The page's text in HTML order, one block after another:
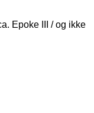
Epoke III / og ikke